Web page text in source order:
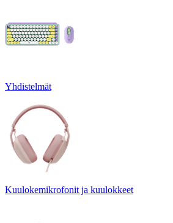
Yhdistelmät
Kuulokemikrofonit ja kuulokkeet